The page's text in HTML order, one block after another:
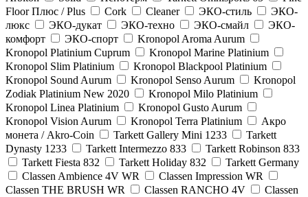
Floor Плюс / Plus
Cork Cleaner ЭКО-стиль
ЭКО-
люкс
ЭКО-дукат ЭКО-техно ЭКО-смайл
ЭКО-
комфорт
ЭКО-спорт
Kronopol Aroma Aurum
Kronopol Platinium Cuprum
Kronopol Marine Platinium
Kronopol Slim Platinium
Kronopol Blackpool Platinium
Kronopol Sound Aurum
Kronopol Senso Aurum
Kronopol
Zodiak Platinium New 2020
Kronopol Milo Platinium
Kronopol Linea Platinium
Kronopol Gusto Aurum
Kronopol Vision Aurum
Kronopol Terra Platinium
Акро
монета / Akro-Coin
Tarkett Gallery Mini 1233
Tarkett
Dynasty 1233
Tarkett Intermezzo 833
Tarkett Robinson 833
Tarkett Fiesta 832
Tarkett Holiday 832
Tarkett Germany
Classen Ambience 4V WR
Classen Impression WR
Classen THE BRUSH WR
Classen RANCHO 4V
Classen